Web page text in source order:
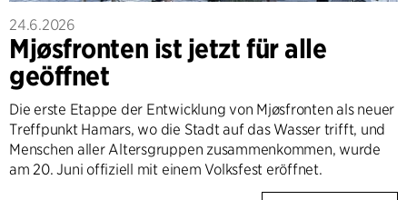
24.6.2026
Mjøsfronten ist jetzt für alle
geöffnet
Die erste Etappe der Entwicklung von Mjøsfronten als neuer
Treffpunkt Hamars, wo die Stadt auf das Wasser trifft, und
Menschen aller Altersgruppen zusammenkommen, wurde
am 20. Juni offiziell mit einem Volksfest eröffnet.